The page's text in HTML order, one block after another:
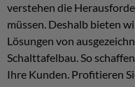
verstehen die
müssen. Deshalb bieten
Lösungen von
Schalttafelbau. So
Ihre Kunden. Profitieren